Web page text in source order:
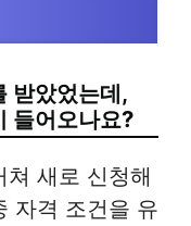
받았었는데,
들어오나요?
새로 신청해
자격 조건을 유